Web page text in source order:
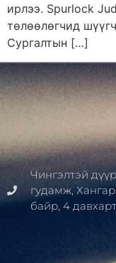
ирлээ. Spurlock
төлөөлөгчид
Сургалтын […]
Чингэлтэй
гудамж,
байр, 4